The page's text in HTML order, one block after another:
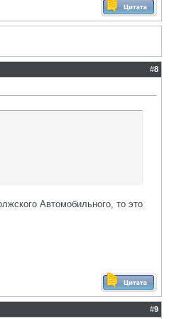
#8
Автомобильного, то это
#9